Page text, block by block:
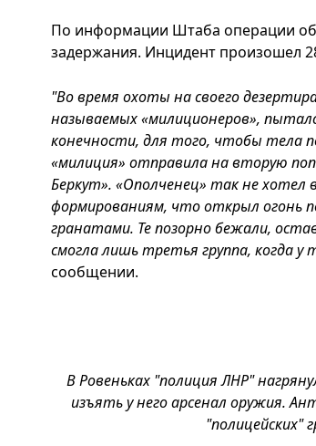
По информации Штаба операции
задержания. Инцидент произошел
"Во время охоты на своего
называемых «милиционеров»,
конечности, для того, чтобы тела
«милиция» отправила на вторую
Беркут». «Ополченец» так не
формированиям, что открыл огонь
гранатами. Те позорно бежали,
смогла лишь третья группа, когда
сообщении.
В Ровеньках "полиция ЛНР"
изъять у него арсенал оружия.
"полицейских"